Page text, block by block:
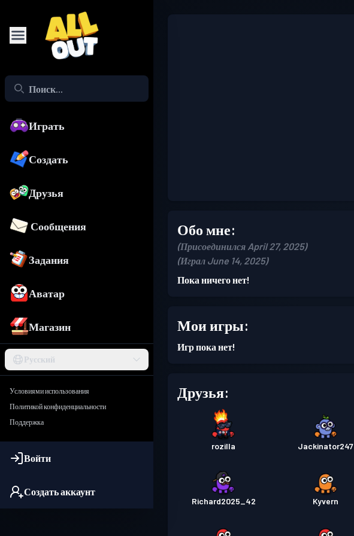
Играть
Создать
Друзья
Сообщения
Задания
Аватар
Магазин
Русский
Условиями использования
Политикой конфиденциальности
Поддержка
Войти
Создать аккаунт
Обо мне:
(Присоединился April 27, 2025)
(Играл June 14, 2025)
Пока ничего нет!
Мои игры:
Игр пока нет!
Друзья:
rozilla Jackinator247
Richard2025_42 Kyvern